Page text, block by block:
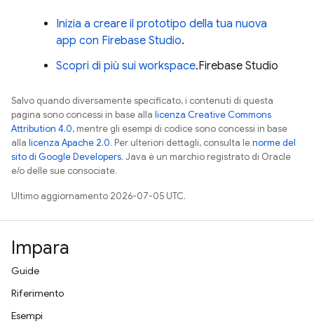
Inizia a creare il prototipo della tua nuova
app con Firebase Studio.
Scopri di più sui workspace.Firebase Studio
Salvo quando diversamente specificato, i contenuti di questa
pagina sono concessi in base alla licenza Creative Commons
Attribution 4.0, mentre gli esempi di codice sono concessi in base
alla licenza Apache 2.0. Per ulteriori dettagli, consulta lenorme del
sito di Google Developers. Java è un marchio registrato di Oracle
e/o delle sue consociate.
Ultimo aggiornamento 2026-07-05 UTC.
Impara
Guide
Riferimento
Esempi